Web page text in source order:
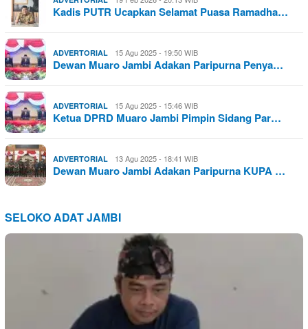
Kadis PUTR Ucapkan Selamat Puasa Ramadha…
ADVERTORIAL 15 Agu 2025 - 19:50 WIB
Dewan Muaro Jambi Adakan Paripurna Penya…
ADVERTORIAL 15 Agu 2025 - 15:46 WIB
Ketua DPRD Muaro Jambi Pimpin Sidang Par…
ADVERTORIAL 13 Agu 2025 - 18:41 WIB
Dewan Muaro Jambi Adakan Paripurna KUPA …
SELOKO ADAT JAMBI